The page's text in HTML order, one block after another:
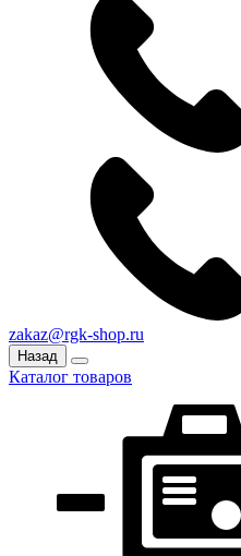
zakaz@rgk-shop.ru
Назад
Каталог товаров